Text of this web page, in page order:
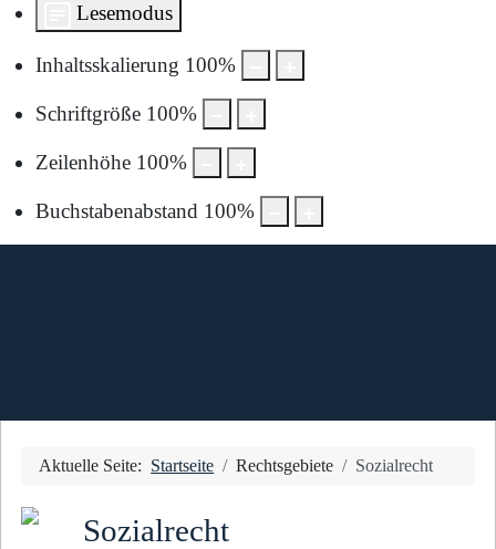
Lesemodus
Inhaltsskalierung 100%
Schriftgröße 100%
Zeilenhöhe 100%
Buchstabenabstand 100%
Aktuelle Seite: Startseite Rechtsgebiete Sozialrecht
Sozialrecht